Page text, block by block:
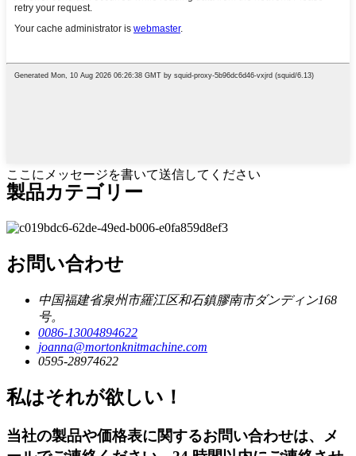
ここにメッセージを書いて送信してください
製品カテゴリー
お問い合わせ
中国福建省泉州市羅江区和石鎮膠南市ダンディン168
号。
0086-13004894622
joanna@mortonknitmachine.com
0595-28974622
私はそれが欲しい！
当社の製品や価格表に関するお問い合わせは、メ